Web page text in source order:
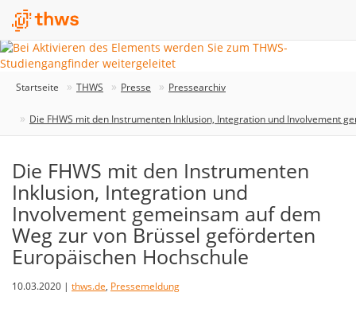
Startseite THWS Presse Pressearchiv
Die FHWS mit den Instrumenten Inklusion, Integration und Involvement
Die FHWS mit den Instrumenten
Inklusion, Integration und
Involvement gemeinsam auf dem
Weg zur von Brüssel geförderten
Europäischen Hochschule
10.03.2020 | thws.de, Pressemeldung